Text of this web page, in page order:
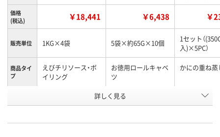
価格
(税込)
￥18,441 ￥6,438 ￥
販売単位 1KG×4袋 5袋×約65G×10個
1セット（
入)×5PC）
商品タイ
プ
えびチリソース・ボ
イリング
お徳用ロールキャベ
ツ
かにの重ね蒸
AX03138 AX03028
詳しく見る